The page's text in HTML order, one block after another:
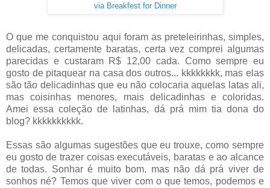
via Breakfest for Dinner
O que me conquistou aqui foram as preteleirinhas, simples,
delicadas, certamente baratas, certa vez comprei algumas
parecidas e custaram R$ 12,00 cada. Como sempre eu
gosto de pitaquear na casa dos outros... kkkkkkkk, mas elas
são tão delicadinhas que eu não colocaria aquelas latas ali,
mas coisinhas menores, mais delicadinhas e coloridas.
Amei essa coleção de latinhas, dá prá mim tia dona do
blog? kkkkkkkkkk.
Essas são algumas sugestões que eu trouxe, como sempre
eu gosto de trazer coisas executáveis, baratas e ao alcance
de todas. Sonhar é muito bom, mas não dá prá viver de
sonhos né? Temos que viver com o que temos, podemos e